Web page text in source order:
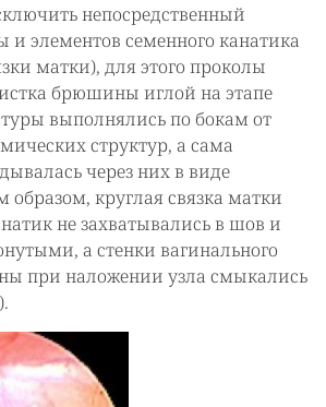
непосредственный
и элементов семенного канатика
матки), для этого проколы
брюшины иглой на этапе
выполнялись по бокам от
структур, а сама
через них в виде
образом, круглая связка матки
не захватывались в шов и
а стенки вагинального
при наложении узла смыкались